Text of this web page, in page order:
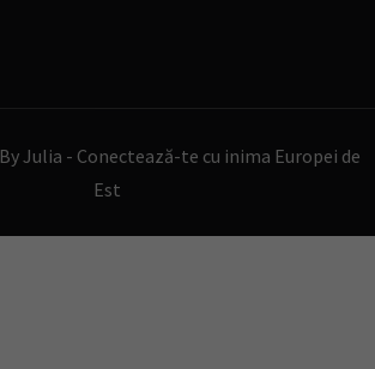
By Julia - Conectează-te cu inima Europei de
Est